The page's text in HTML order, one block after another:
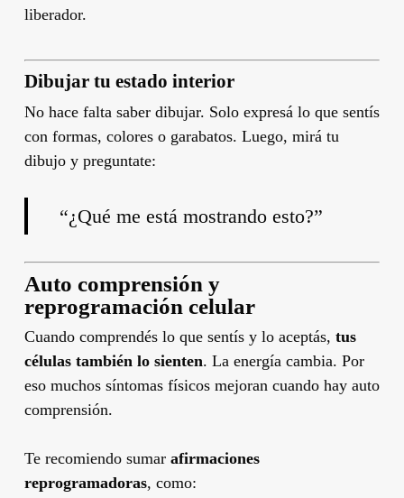
liberador.
Dibujar tu estado interior
No hace falta saber dibujar. Solo expresá lo que sentís
con formas, colores o garabatos. Luego, mirá tu
dibujo y preguntate:
“¿Qué me está mostrando esto?”
Auto comprensión y
reprogramación celular
Cuando comprendés lo que sentís y lo aceptás, tus
células también lo sienten. La energía cambia. Por
eso muchos síntomas físicos mejoran cuando hay auto
comprensión.
Te recomiendo sumar afirmaciones
reprogramadoras, como: